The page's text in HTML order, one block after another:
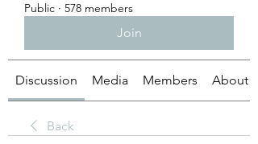
Public · 578 members
Join
Discussion Media Members About
Back